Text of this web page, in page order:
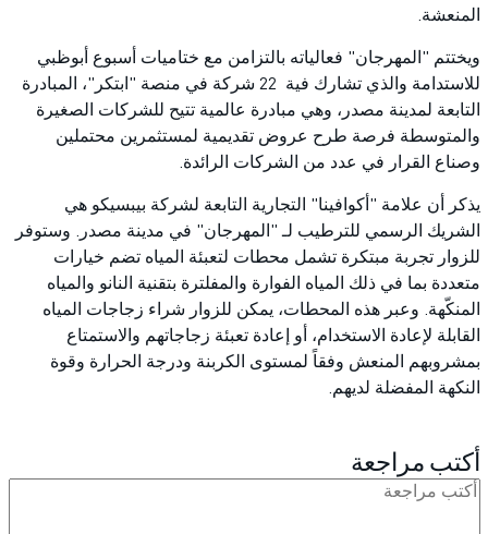
المنعشة.
ويختتم "المهرجان" فعالياته بالتزامن مع ختاميات أسبوع أبوظبي
للاستدامة والذي تشارك فية 22 شركة في منصة "ابتكر"، المبادرة
التابعة لمدينة مصدر، وهي مبادرة عالمية تتيح للشركات الصغيرة
والمتوسطة فرصة طرح عروض تقديمية لمستثمرين محتملين
وصناع القرار في عدد من الشركات الرائدة.
يذكر أن علامة "أكوافينا" التجارية التابعة لشركة بيبسيكو هي
الشريك الرسمي للترطيب لـ "المهرجان" في مدينة مصدر. وستوفر
للزوار تجربة مبتكرة تشمل محطات لتعبئة المياه تضم خيارات
متعددة بما في ذلك المياه الفوارة والمفلترة بتقنية النانو والمياه
المنكّهة. وعبر هذه المحطات، يمكن للزوار شراء زجاجات المياه
القابلة لإعادة الاستخدام، أو إعادة تعبئة زجاجاتهم والاستمتاع
بمشروبهم المنعش وفقاً لمستوى الكربنة ودرجة الحرارة وقوة
النكهة المفضلة لديهم.
أكتب مراجعة